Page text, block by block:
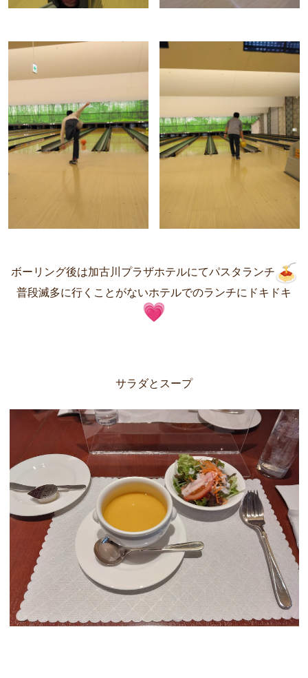
ボーリング後は加古川プラザホテルにてパスタランチ
普段滅多に行くことがないホテルでのランチにドキドキ
サラダとスープ